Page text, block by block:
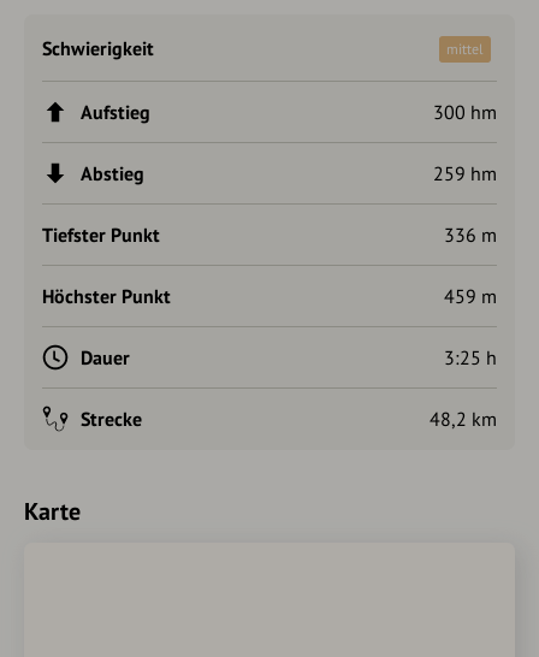
Autorentipp
besichtigen, der herrliche Schlosspark ist aber für Besucher
geöffnet.
Schwierigkeit mittel
Aufstieg 300 hm
Abstieg 259 hm
Tiefster Punkt 336 m
Höchster Punkt 459 m
Dauer 3:25 h
Strecke 48,2 km
Karte